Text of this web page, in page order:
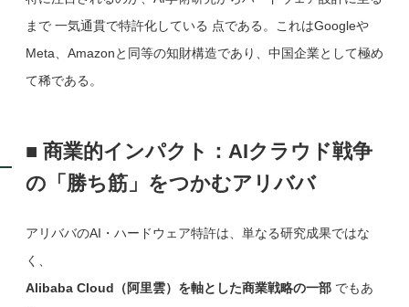
まで 一気通貫で特許化している 点である。これはGoogleや
Meta、Amazonと同等の知財構造であり、中国企業として極め
て稀である。
■ 商業的インパクト：AIクラウド戦争
の「勝ち筋」をつかむアリババ
アリババのAI・ハードウェア特許は、単なる研究成果ではな
く、
Alibaba Cloud（阿里雲）を軸とした商業戦略の一部 でもあ